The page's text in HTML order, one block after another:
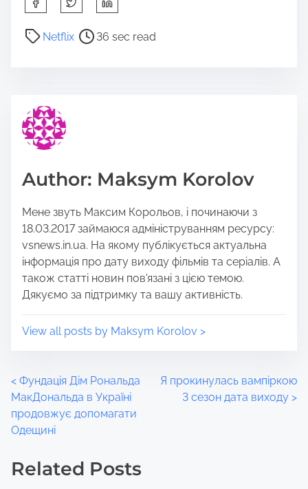
h
a
s
p
s
o
n
:
Netflix
P
e
a
d
i
e
36 sec read
Author: Maksym Korolov
Мене звуть Максим Корольов, і починаючи з
18.03.2017 займаюся адмініструванням ресурсу:
vsnews.in.ua. На якому публікується актуальна
інформація про дату виходу фільмів та серіалів. А
також статті новин пов'язані з цією темою.
Дякуємо за підтримку та вашу активність.
View all posts by Maksym Korolov >
P
o
s
t
< Фундація Дім Рональда
МакДональда в Україні
продовжує допомагати
Одещині
Я прокинулась вампіркою
3 сезон дата виходу >
Related Posts